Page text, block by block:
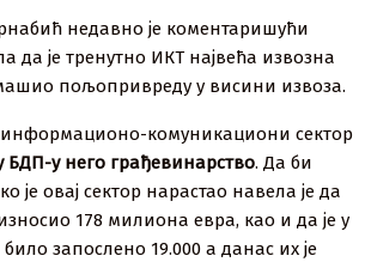
недавно је коментаришући
да је тренутно ИКТ највећа извозна
пољопривреду у висини извоза.
информационо-комуникациони сектор
БДП-у него грађевинарство. Да би
је овај сектор нарастао навела је да
178 милиона евра, као и да је у
било запослено 19.000 а данас их је